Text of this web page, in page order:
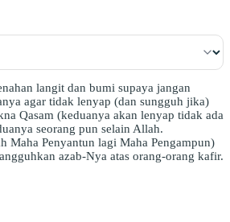
langit dan bumi supaya jangan
agar tidak lenyap (dan sungguh jika)
Qasam (keduanya akan lenyap tidak ada
seorang pun selain Allah.
Maha Penyantun lagi Maha Pengampun)
azab-Nya atas orang-orang kafir.